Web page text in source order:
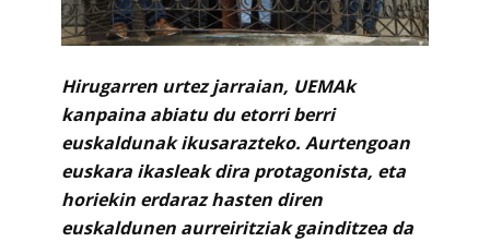
Hirugarren urtez jarraian, UEMAk
kanpaina abiatu du etorri berri
euskaldunak ikusarazteko. Aurtengoan
euskara ikasleak dira protagonista, eta
horiekin erdaraz hasten diren
euskaldunen aurreiritziak gainditzea da